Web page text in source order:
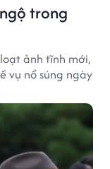
trong
ảnh tĩnh mới,
vụ nổ súng ngày